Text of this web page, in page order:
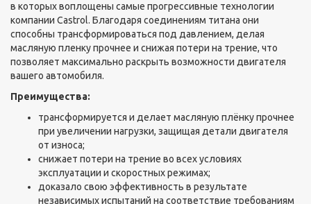
в которых воплощены самые прогрессивные технологии
компании Castrol. Благодаря соединениям титана они
способны трансформироваться под давлением, делая
масляную пленку прочнее и снижая потери на трение, что
позволяет максимально раскрыть возможности двигателя
вашего автомобиля.
Преимущества:
трансформируется и делает масляную плёнку прочнее
при увеличении нагрузки, защищая детали двигателя
от износа;
снижает потери на трение во всех условиях
эксплуатации и скоростных режимах;
доказало свою эффективность в результате
независимых испытаний на соответствие требованиям